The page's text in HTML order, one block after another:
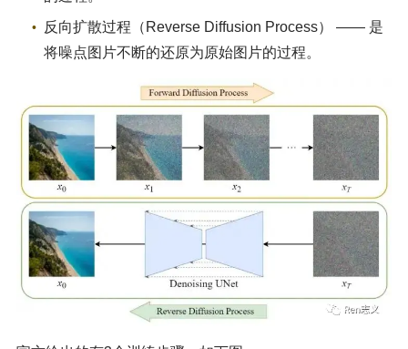
反向扩散过程（Reverse Diffusion Process） —— 是
将噪点图片不断的还原为原始图片的过程。